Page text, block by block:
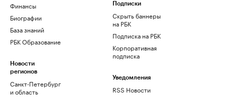
Финансы
Биографии
База знаний
РБК Образование
Новости
регионов
Санкт-Петербург
и область
Подписки
Скрыть баннеры
на РБК
Подписка на РБК
Корпоративная
подписка
Уведомления
RSS Новости